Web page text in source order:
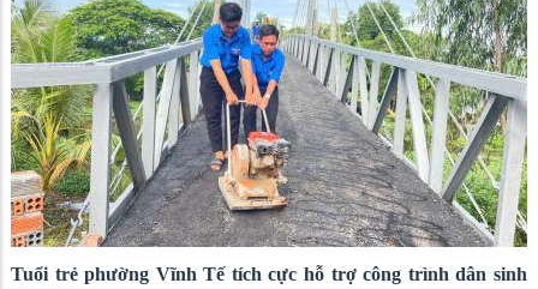
bà Huỳnh Thị Thu Trang, Chủ tịch UBMTTQVN phường.
Tuổi trẻ phường Vĩnh Tế tích cực hỗ trợ công trình dân sinh